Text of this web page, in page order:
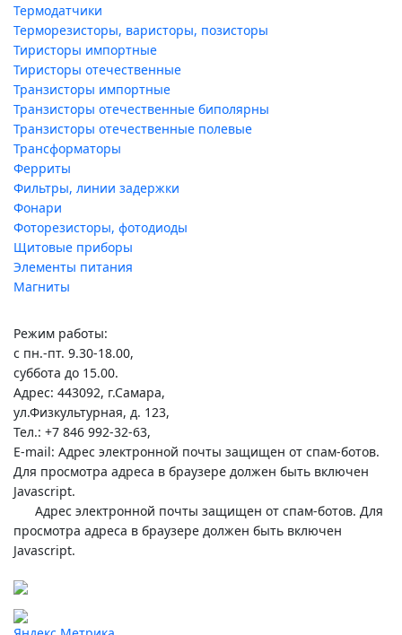
Термодатчики
Терморезисторы, варисторы, позисторы
Тиристоры импортные
Тиристоры отечественные
Транзисторы импортные
Транзисторы отечественные биполярны
Транзисторы отечественные полевые
Трансформаторы
Ферриты
Фильтры, линии задержки
Фонари
Фоторезисторы, фотодиоды
Щитовые приборы
Элементы питания
Магниты
Режим работы:
с пн.-пт. 9.30-18.00,
суббота до 15.00.
Адрес: 443092, г.Самара,
ул.Физкультурная, д. 123,
Тел.: +7 846 992-32-63,
E-mail: Адрес электронной почты защищен от спам-ботов.
Для просмотра адреса в браузере должен быть включен
Javascript.
Адрес электронной почты защищен от спам-ботов. Для
просмотра адреса в браузере должен быть включен
Javascript.